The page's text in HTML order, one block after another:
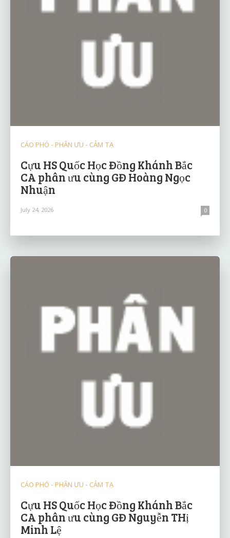
CÁO PHÓ - PHÂN ƯU - CẢM TẠ
Cựu HS Quốc Học Đồng Khánh Bắc
CA phân ưu cùng GĐ Hoàng Ngọc
Nhuận
July 24, 2026 0
CÁO PHÓ - PHÂN ƯU - CẢM TẠ
Cựu HS Quốc Học Đồng Khánh Bắc
CA phân ưu cùng GĐ Nguyễn THị
Minh Lệ